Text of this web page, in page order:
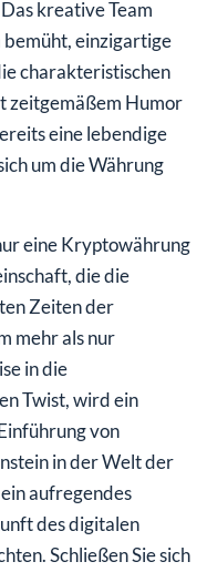
kreative Team
einzigartige
charakteristischen
zeitgemäßem Humor
eine lebendige
um die Währung
eine Kryptowährung
die die
Zeiten der
mehr als nur
in die
Twist, wird ein
von
in der Welt der
aufregendes
des digitalen
Schließen Sie sich